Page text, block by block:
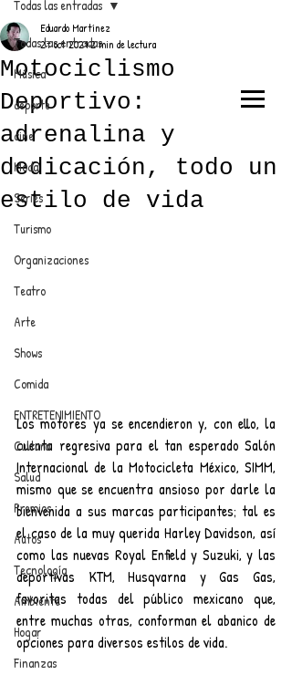
ANUNCIATE CON NOSOTROS
PARA MÁS INFORMACIÓN:
dinamicaseltrendytop@gmail.com
EL TRENDY TOP
CON EDDY MARTINEZ
Todas las entradas
Música
deporte
cine
Moda
Series
Turismo
Organizaciones
Teatro
Arte
Shows
Comida
ENTRETENIMIENTO
Cultura
Salud
Premios
Autos
Tecnología
Ambiente
Hogar
Finanzas
Todas las entradas
Motociclismo
Deportivo:
adrenalina y
dedicación, todo un
estilo de vida
Eduardo Martínez
27 oct 20212 min de lectura
Los motores ya se encendieron y, con ello, la
cuenta regresiva para el tan esperado Salón
Internacional de la Motocicleta México, SIMM,
mismo que se encuentra ansioso por darle la
bienvenida a sus marcas participantes; tal es
el caso de la muy querida Harley Davidson, así
como las nuevas Royal Enfield y Suzuki, y las
deportivas KTM, Husqvarna y Gas Gas,
favoritas todas del público mexicano que,
entre muchas otras, conforman el abanico de
opciones para diversos estilos de vida.